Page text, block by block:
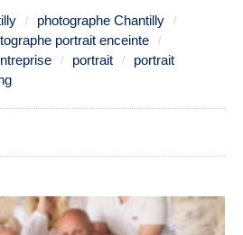
photographe Chantilly
portrait enceinte
portrait
portrait